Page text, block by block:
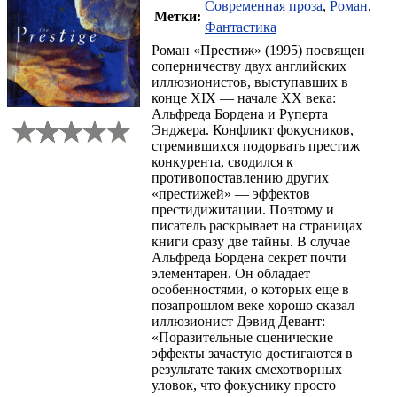
Метки:
Современная проза, Роман,
Фантастика
Роман «Престиж» (1995) посвящен
соперничеству двух английских
иллюзионистов, выступавших в
конце XIX — начале XX века:
Альфреда Бордена и Руперта
Энджера. Конфликт фокусников,
стремившихся подорвать престиж
конкурента, сводился к
противопоставлению других
«престижей» — эффектов
престидижитации. Поэтому и
писатель раскрывает на страницах
книги сразу две тайны. В случае
Альфреда Бордена секрет почти
элементарен. Он обладает
особенностями, о которых еще в
позапрошлом веке хорошо сказал
иллюзионист Дэвид Девант:
«Поразительные сценические
эффекты зачастую достигаются в
результате таких смехотворных
уловок, что фокуснику просто